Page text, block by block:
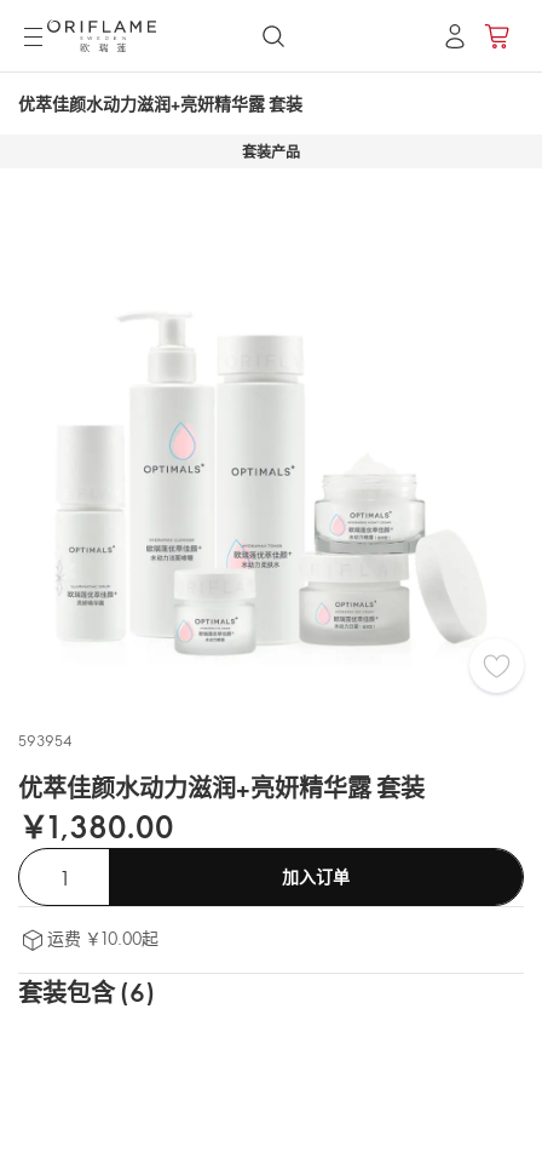
优萃佳颜水动力滋润+亮妍精华露 套装
套装产品
593954
优萃佳颜水动力滋润+亮妍精华露 套装
￥1,380.00
加入订单
运费 ￥10.00起
套装包含 (6)